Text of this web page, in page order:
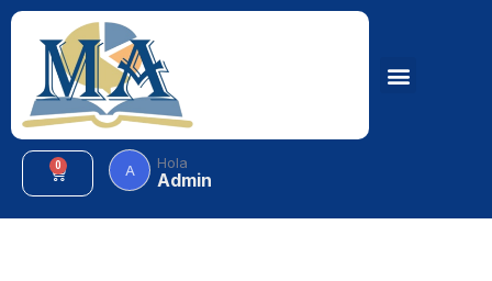
0 A Hola
Admin